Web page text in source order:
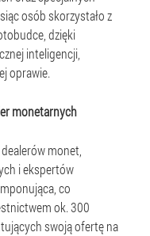
osób skorzystało z
dzięki
inteligencji,
oprawie.
monetarnych
monet,
i ekspertów
co
ok. 300
swoją ofertę na